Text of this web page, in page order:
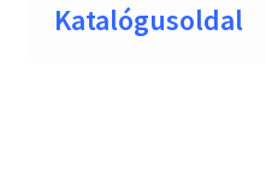
Katalógusoldal